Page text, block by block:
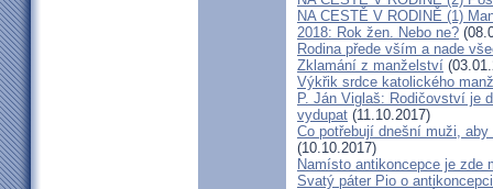
NA CESTĚ V RODINĚ (1)
2018: Rok žen. Nebo ne?
Rodina přede vším a nade
Zklamání z manželství
Výkřik srdce katolického
P. Ján Viglaš: Rodičovství je
vydupat (11.10.2017)
Co potřebují dnešní muži,
(10.10.2017)
Namísto antikoncepce je zde
Svatý páter Pio o antikoncepci